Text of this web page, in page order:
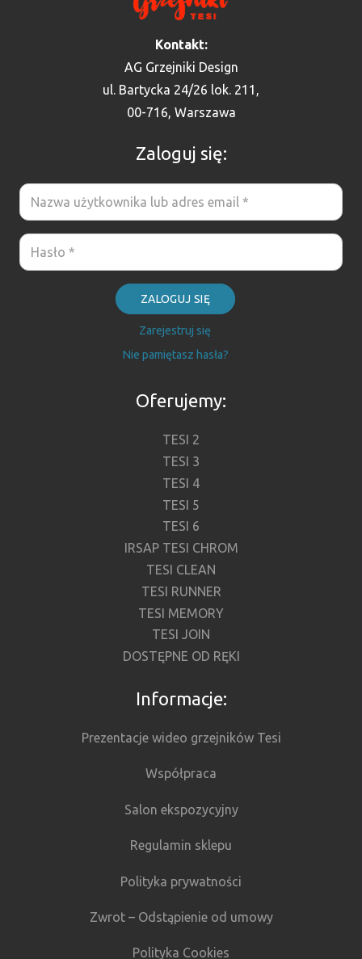
Kontakt:
AG Grzejniki Design
ul. Bartycka 24/26 lok. 211,
00-716, Warszawa
Zaloguj się:
ZALOGUJ SIĘ
Zarejestruj się
Nie pamiętasz hasła?
Oferujemy:
TESI 2
TESI 3
TESI 4
TESI 5
TESI 6
IRSAP TESI CHROM
TESI CLEAN
TESI RUNNER
TESI MEMORY
TESI JOIN
DOSTĘPNE OD RĘKI
Informacje:
Prezentacje wideo grzejników Tesi
Współpraca
Salon ekspozycyjny
Regulamin sklepu
Polityka prywatności
Zwrot – Odstąpienie od umowy
Polityka Cookies